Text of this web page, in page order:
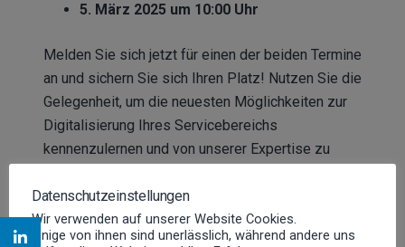
5. März 2025 um 10:00 Uhr
Melden Sie sich jetzt für einen der beiden Termine
an und sichern Sie sich Ihren Platz! Nutzen Sie die
Gelegenheit, um die neuesten Möglichkeiten zur
Digitalisierung Ihres Servicebereichs
kennenzulernen und von unserer Expertise zu
Datenschutzeinstellungen
Wir verwenden auf unserer Website Cookies.
Einige von ihnen sind unerlässlich, während andere uns